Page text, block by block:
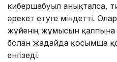
кибершабуыл анықталса,
әрекет етуге міндетті.
жүйенің жұмысын қалпына
болған жағдайда қосымша
енгізеді.